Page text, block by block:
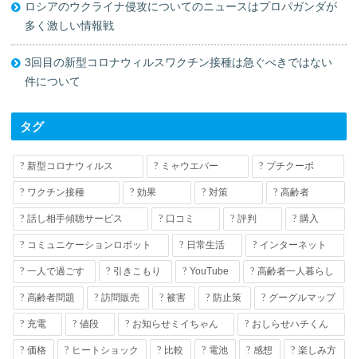
ロシアのウクライナ侵攻についてのニュースはプロパガンダが
多く激しい情報戦
3回目の新型コロナウィルスワクチン接種は急ぐべきではない
件について
タグ
新型コロナウィルス ミャウエバー プチクーボ
ワクチン接種 効果 対策 高齢者
話し相手傾聴サービス 口コミ 評判 購入
コミュニケーションロボット 日常生活 インターネット
一人で過ごす 引きこもり YouTube 高齢者一人暮らし
高齢者問題 訪問販売 被害 防止策 グーグルマップ
充電 値段 お知らせミイちゃん おしらせハチくん
価格 ヒートショック 比較 電池 感想 楽しみ方